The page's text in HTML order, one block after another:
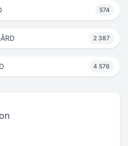
574
2 387
4 576